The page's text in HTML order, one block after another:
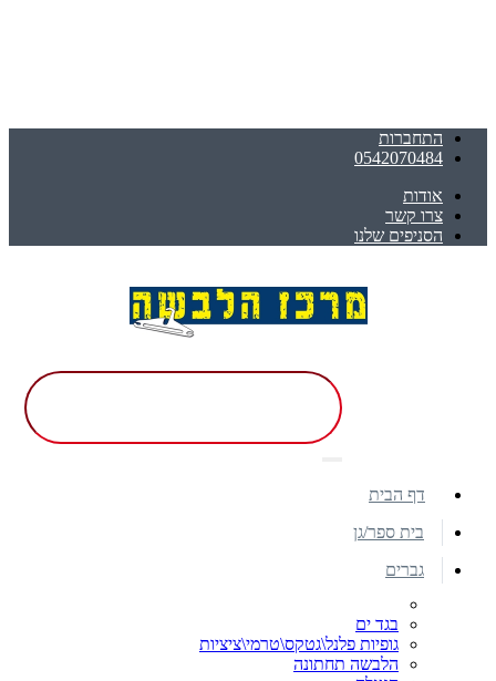
התחברות
0542070484
אודות
צרו קשר
הסניפים שלנו
דף הבית
בית ספר/גן
גברים
בגד ים
גופיות פלנל\גטקס\טרמי\ציציות
הלבשה תחתונה